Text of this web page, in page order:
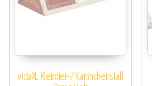
vidaXL Kleintier-/ Kaninchenstall